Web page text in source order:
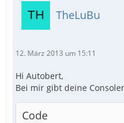
TheLuBu
12. März 2013 um 15:11
Hi Autobert,
Bei mir gibt deine
Code